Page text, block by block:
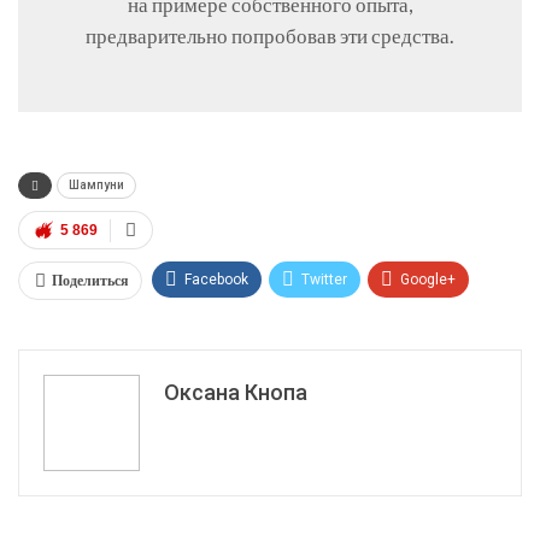
на примере собственного опыта,
предварительно попробовав эти средства.
Шампуни
5 869
Поделиться Facebook Twitter Google+
Эл. адрес
Оксана Кнопа